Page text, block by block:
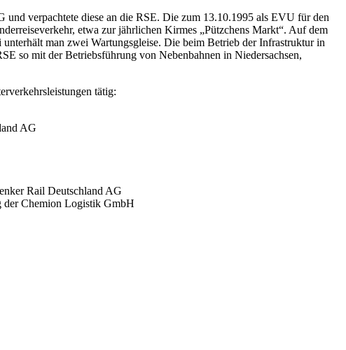
verpachtete diese an die RSE. Die zum 13.10.1995 als EVU für den
etwa zur jährlichen Kirmes „Pützchens Markt“. Auf dem
man zwei Wartungsgleise. Die beim Betrieb der Infrastruktur in
so mit der Betriebsführung von Nebenbahnen in Niedersachsen,
tätig:
AG
Rail Deutschland AG
der Chemion Logistik GmbH